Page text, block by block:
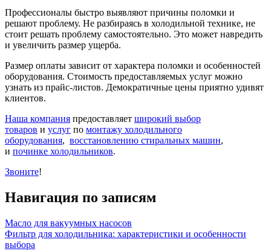
Профессионалы быстро выявляют причины поломки и
решают проблему. Не разбираясь в холодильной технике, не
стоит решать проблему самостоятельно. Это может навредить
и увеличить размер ущерба.
Размер оплаты зависит от характера поломки и особенностей
оборудования. Стоимость предоставляемых услуг можно
узнать из прайс-листов. Демократичные цены приятно удивят
клиентов.
Наша компания предоставляет широкий выбор
товаров и услуг по монтажу холодильного
оборудования, восстановлению стиральных машин,
и починке холодильников.
Звоните!
Навигация по записям
Масло для вакуумных насосов
Фильтр для холодильника: характеристики и особенности
выбора